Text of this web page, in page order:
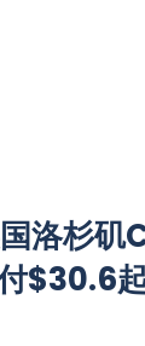
洛杉矶
$30.6